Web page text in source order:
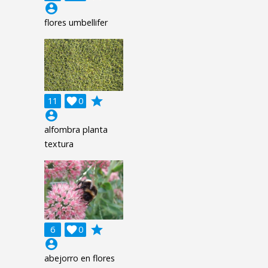
account_circle
flores umbellifer
11 0

grade
account_circle
alfombra planta
textura
6 0

grade
account_circle
abejorro en flores